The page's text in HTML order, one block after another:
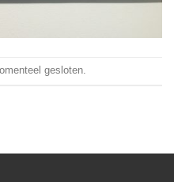
gesloten.